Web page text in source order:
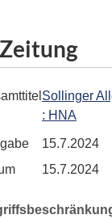
Sollinger
: HNA
15.7.2024
15.7.2024